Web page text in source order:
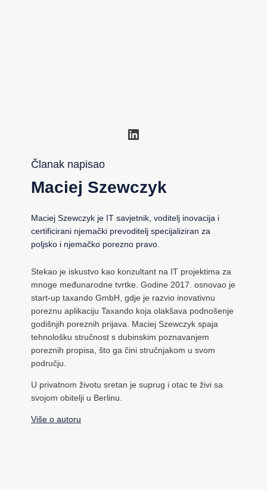
LinkedIn
Članak napisao
Maciej Szewczyk
Maciej Szewczyk je IT savjetnik, voditelj inovacija i
certificirani njemački prevoditelj specijaliziran za
poljsko i njemačko porezno pravo.
Stekao je iskustvo kao konzultant na IT projektima za
mnoge međunarodne tvrtke. Godine 2017. osnovao je
start-up taxando GmbH, gdje je razvio inovativnu
poreznu aplikaciju Taxando koja olakšava podnošenje
godišnjih poreznih prijava. Maciej Szewczyk spaja
tehnološku stručnost s dubinskim poznavanjem
poreznih propisa, što ga čini stručnjakom u svom
području.
U privatnom životu sretan je suprug i otac te živi sa
svojom obitelji u Berlinu.
Više o autoru